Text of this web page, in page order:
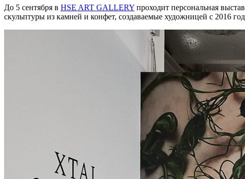
До 5 сентября в HSE ART GALLERY проходит персональная
скульптуры из камней и конфет, создаваемые художницей с 2016